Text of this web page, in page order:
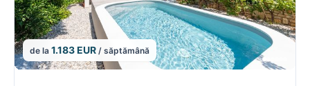
de la 1.183 EUR / săptămână